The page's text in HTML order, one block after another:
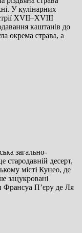
У кулінарних
XVII–XVIII
каштанів до
окрема страва, а
загально-
десерт,
місті Кунео, де
зацукровані
Франсуа П’єру де Ля